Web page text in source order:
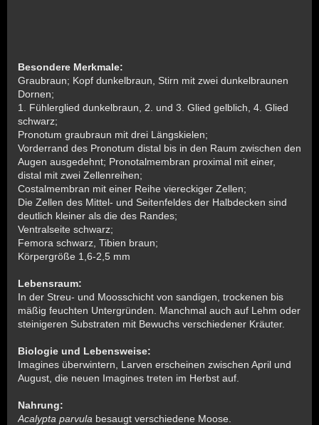
Besondere Merkmale:
Graubraun; Kopf dunkelbraun, Stirn mit zwei dunkelbraunen
Dornen;
1. Fühlerglied dunkelbraun, 2. und 3. Glied gelblich, 4. Glied
schwarz;
Pronotum graubraun mit drei Längskielen;
Vorderrand des Pronotum distal bis in den Raum zwischen den
Augen ausgedehnt; Pronotalmembran proximal mit einer,
distal mit zwei Zellenreihen;
Costalmembran mit einer Reihe viereckiger Zellen;
Die Zellen des Mittel- und Seitenfeldes der Halbdecken sind
deutlich kleiner als die des Randes;
Ventralseite schwarz;
Femora schwarz, Tibien braun;
Körpergröße 1,6-2,5 mm
Lebensraum:
In der Streu- und Moosschicht von sandigen, trockenen bis
mäßig feuchten Untergründen. Manchmal auch auf Lehm oder
steinigeren Substraten mit Bewuchs verschiedener Kräuter.
Biologie und Lebensweise:
Imagines überwintern, Larven erscheinen zwischen April und
August, die neuen Imagines treten im Herbst auf.
Nahrung:
Acalypta parvula besaugt verschiedene Moose.